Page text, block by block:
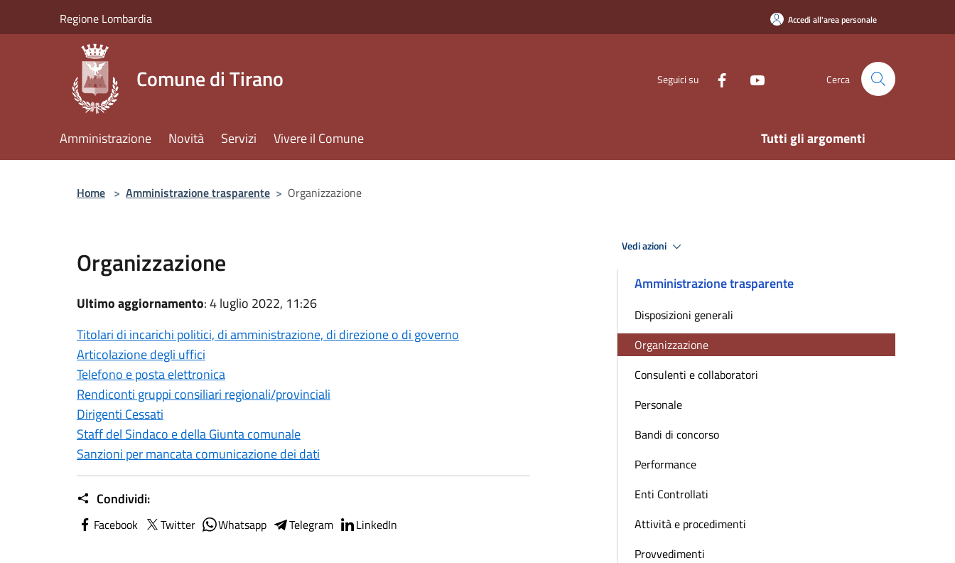
Regione Lombardia Accedi all'area personale
Comune di Tirano Seguici su Cerca
Amministrazione Novità Servizi Vivere il Comune Tutti gli argomenti
Home > Amministrazione trasparente > Organizzazione
Organizzazione
Ultimo aggiornamento: 4 luglio 2022, 11:26
Titolari di incarichi politici, di amministrazione, di direzione o di governo
Articolazione degli uffici
Telefono e posta elettronica
Rendiconti gruppi consiliari regionali/provinciali
Dirigenti Cessati
Staff del Sindaco e della Giunta comunale
Sanzioni per mancata comunicazione dei dati
Condividi:
Facebook Twitter Whatsapp Telegram LinkedIn
Vedi azioni
Amministrazione trasparente
Disposizioni generali
Organizzazione
Consulenti e collaboratori
Personale
Bandi di concorso
Performance
Enti Controllati
Attività e procedimenti
Provvedimenti